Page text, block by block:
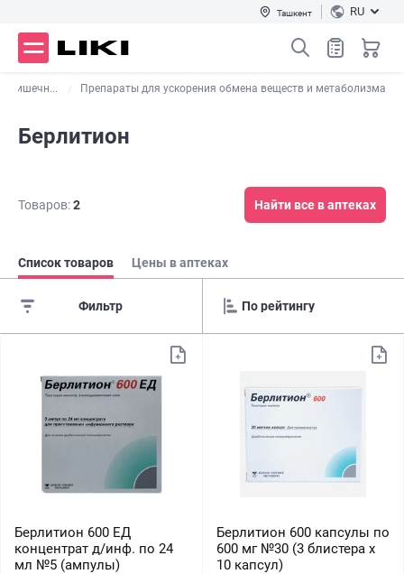
Ташкент RU
кишечн... Препараты для ускорения обмена веществ и метаболизма
Берлитион
Товаров:2 Найти все в аптеках
Список товаров Цены в аптеках
Фильтр
Берлитион 600 ЕД
концентрат д/инф. по 24
мл №5 (ампулы)
Берлитион 600 капсулы по
600 мг №30 (3 блистера х
10 капсул)